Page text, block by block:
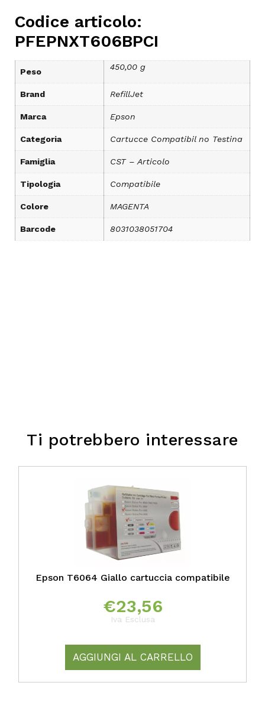
Codice articolo:
PFEPNXT606BPCI
Peso 450,00 g
Brand RefillJet
Marca Epson
Categoria Cartucce Compatibil no Testina
Famiglia CST – Articolo
Tipologia Compatibile
Colore MAGENTA
Barcode 8031038051704
Ti potrebbero interessare
Epson T6064 Giallo cartuccia compatibile
€23,56
Iva Esclusa
AGGIUNGI AL CARRELLO